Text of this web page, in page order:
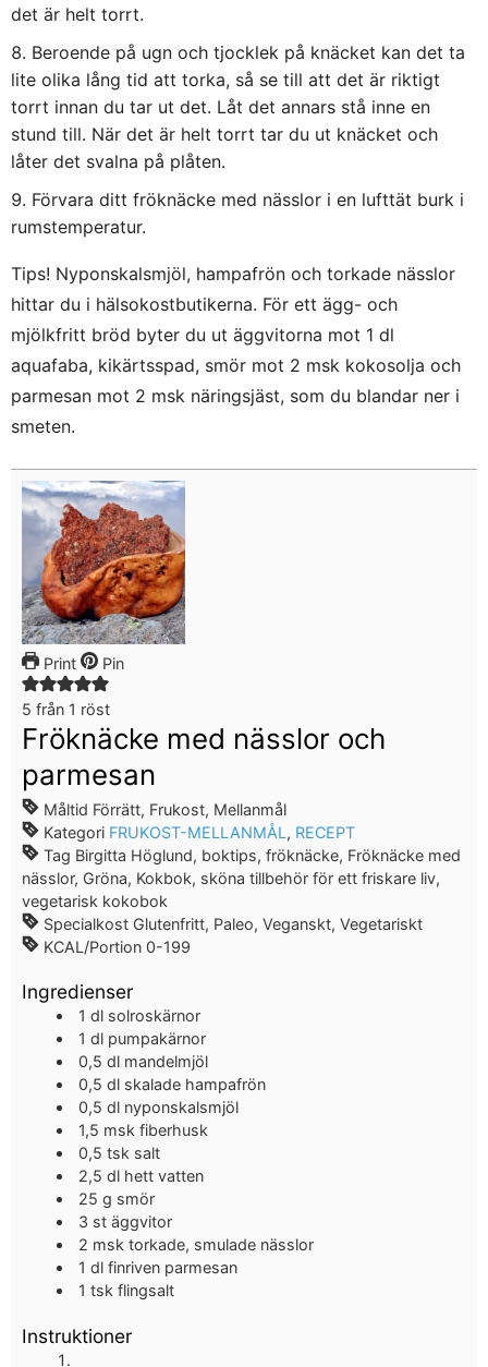
det är helt torrt.
Beroende på ugn och tjocklek på knäcket kan det ta
lite olika lång tid att torka, så se till att det är riktigt
torrt innan du tar ut det. Låt det annars stå inne en
stund till. När det är helt torrt tar du ut knäcket och
låter det svalna på plåten.
Förvara ditt fröknäcke med nässlor i en lufttät burk i
rumstemperatur.
Tips! Nyponskalsmjöl, hampafrön och torkade nässlor
hittar du i hälsokostbutikerna. För ett ägg- och
mjölkfritt bröd byter du ut äggvitorna mot 1 dl
aquafaba, kikärtsspad, smör mot 2 msk kokosolja och
parmesan mot 2 msk näringsjäst, som du blandar ner i
smeten.
Print Pin
5 från 1 röst
Fröknäcke med nässlor och
parmesan
Måltid Förrätt, Frukost, Mellanmål
Kategori FRUKOST-MELLANMÅL , RECEPT
Tag Birgitta Höglund, boktips, fröknäcke, Fröknäcke med
nässlor, Gröna, Kokbok, sköna tillbehör för ett friskare liv,
vegetarisk kokobok
Specialkost Glutenfritt, Paleo, Veganskt, Vegetariskt
KCAL/Portion 0-199
Ingredienser
1 dl solroskärnor
1 dl pumpakärnor
0,5 dl mandelmjöl
0,5 dl skalade hampafrön
0,5 dl nyponskalsmjöl
1,5 msk fiberhusk
0,5 tsk salt
2,5 dl hett vatten
25 g smör
3 st äggvitor
2 msk torkade, smulade nässlor
1 dl finriven parmesan
1 tsk flingsalt
Instruktioner